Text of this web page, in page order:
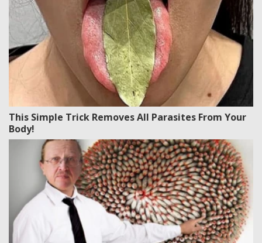
This Simple Trick Removes All Parasites From Your
Body!